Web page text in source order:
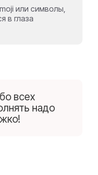
или символы,
в глаза
всех
надо